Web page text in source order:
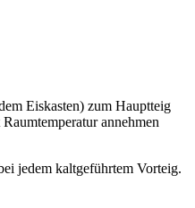
Eiskasten) zum Hauptteig
annehmen
jedem kaltgeführtem Vorteig.